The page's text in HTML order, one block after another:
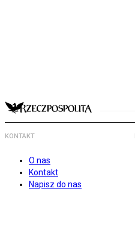
KONTAKT
O nas
Kontakt
Napisz do nas